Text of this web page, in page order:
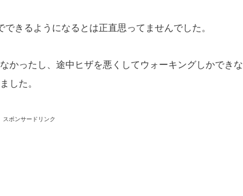
きるようになるとは正直思ってませんでした。
かったし、途中ヒザを悪くしてウォーキングしかできな
した。
スポンサードリンク